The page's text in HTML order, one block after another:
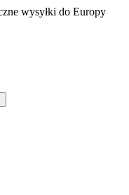
wysyłki do Europy